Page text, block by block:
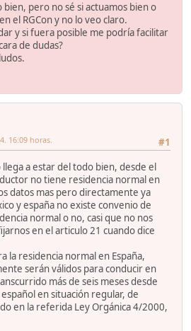
bien, pero no sé si actuamos bien o
el RGCon y no lo veo claro.
y si fuera posible me podría facilitar
de dudas?
#1
16:09 horas.
a estar del todo bien, desde el
no tiene residencia normal en
datos mas pero directamente ya
y españa no existe convenio de
normal o no, casi que no nos
en el articulo 21 cuando dice
la residencia normal en España,
serán válidos para conducir en
más de seis meses desde
en situación regular, de
en la referida Ley Orgánica 4/2000,